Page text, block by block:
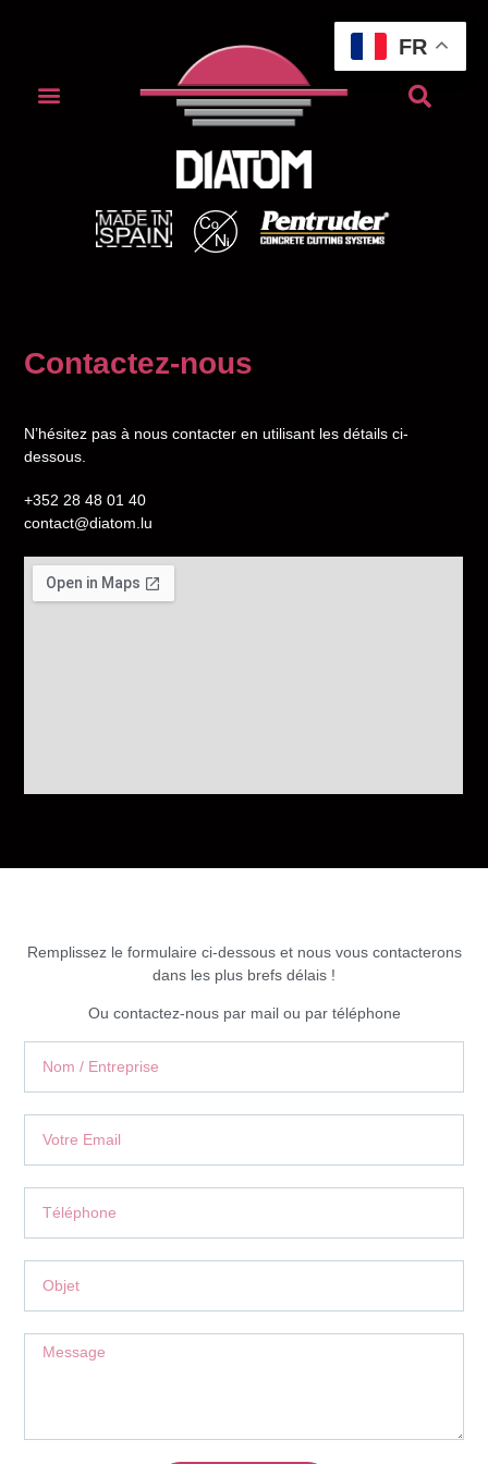
Contactez-nous
N’hésitez pas à nous contacter en utilisant les détails ci-
dessous.
+352 28 48 01 40
contact@diatom.lu
Remplissez le formulaire ci-dessous et nous vous contacterons
dans les plus brefs délais !
Ou contactez-nous par mail ou par téléphone
FR